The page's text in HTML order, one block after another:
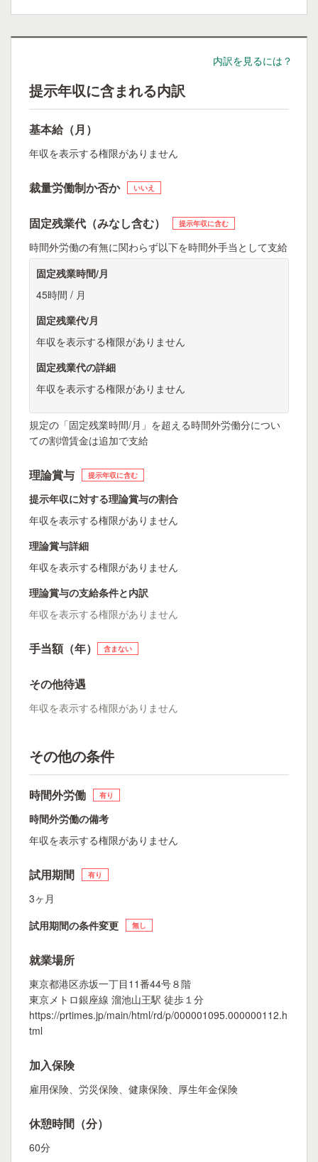
内訳を見るには？
提示年収に含まれる内訳
基本給（月）
年収を表示する権限がありません
裁量労働制か否か いいえ
固定残業代（みなし含む） 提示年収に含む
時間外労働の有無に関わらず以下を時間外手当として支給
固定残業時間/月
45時間 / 月
固定残業代/月
年収を表示する権限がありません
固定残業代の詳細
年収を表示する権限がありません
規定の「固定残業時間/月」を超える時間外労働分につい
ての割増賃金は追加で支給
理論賞与 提示年収に含む
提示年収に対する理論賞与の割合
年収を表示する権限がありません
理論賞与詳細
年収を表示する権限がありません
理論賞与の支給条件と内訳
年収を表示する権限がありません
手当額（年） 含まない
その他待遇
年収を表示する権限がありません
その他の条件
時間外労働 有り
時間外労働の備考
年収を表示する権限がありません
試用期間 有り
3ヶ月
試用期間の条件変更
無し
就業場所
東京都港区赤坂一丁目11番44号８階
東京メトロ銀座線 溜池山王駅 徒歩１分
https://prtimes.jp/main/html/rd/p/000001095.000000112.h
tml
加入保険
雇用保険、労災保険、健康保険、厚生年金保険
休憩時間（分）
60分